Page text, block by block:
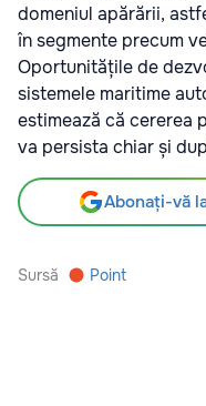
domeniul apărării,
în segmente precum
Oportunitățile de
sistemele maritime
estimează că cererea
va persista chiar și
Abonați-vă
Sursă Point